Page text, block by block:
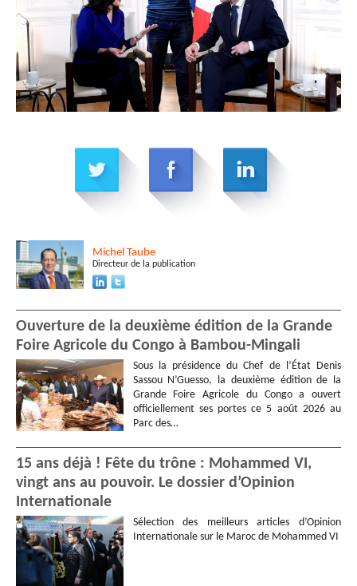
Michel Taube
Directeur de la publication
Ouverture de la deuxième édition de la Grande
Foire Agricole du Congo à Bambou-Mingali
Sous la présidence du Chef de l’État Denis
Sassou N’Guesso, la deuxième édition de la
Grande Foire Agricole du Congo a ouvert
officiellement ses portes ce 5 août 2026 au
Parc des…
15 ans déjà ! Fête du trône : Mohammed VI,
vingt ans au pouvoir. Le dossier d’Opinion
Internationale
Sélection des meilleurs articles d’Opinion
Internationale sur le Maroc de Mohammed VI